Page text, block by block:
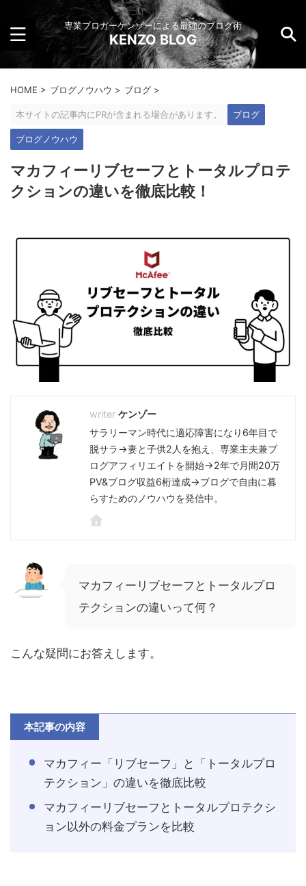
専業ブロガーケンゾーによる最強のブログ術
KENZO BLOG
HOME > ブログノウハウ > ブログ >
本サイトの記事内にPRが含まれる場合があります。 ブログ
ブログノウハウ
マカフィーリブセーフとトータルプロテ
クションの違いを徹底比較！
ケンゾー
サラリーマン時代に適応障害になり6年目で
脱サラ→妻と子供2人を抱え、専業主夫兼ブ
ログアフィリエイトを開始→2年で月間20万
PV&ブログ収益6桁達成→ブログで自由に暮
らすためのノウハウを発信中。
マカフィーリブセーフとトータルプロ
テクションの違いって何？
こんな疑問にお答えします。
本記事の内容
マカフィー「リブセーフ」と「トータルプロ
テクション」の違いを徹底比較
マカフィーリブセーフとトータルプロテクシ
ョン以外の料金プランを比較